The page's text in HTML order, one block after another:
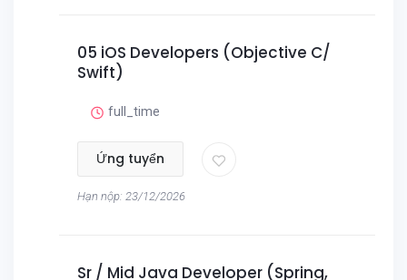
05 iOS Developers (Objective C/
Swift)
full_time
Ứng tuyển
Hạn nộp: 23/12/2026
Sr / Mid Java Developer (Spring,